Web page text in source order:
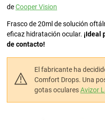
deCooper Vision
Frasco de 20ml de solución
eficaz hidratación ocular. ¡Ideal
de contacto!
El fabricante ha
Comfort Drops. Una
gotas ocularesAvizor